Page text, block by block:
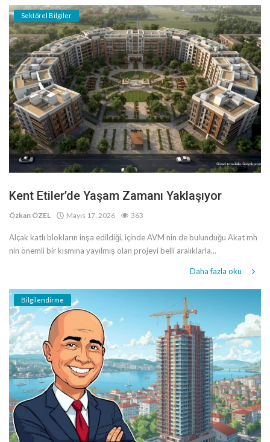
Sektörel Bilgiler
Kent Etiler’de Yaşam Zamanı Yaklaşıyor
Özkan ÖZEL Mayıs 17, 2026 363
Alçak katlı blokların inşa edildiği, içinde AVM nin de bulunduğu Akat mh
nin önemli bir kısmına yayılmış olan projeyi belli aralıklarla...
Daha fazla oku
Bilgilendirme